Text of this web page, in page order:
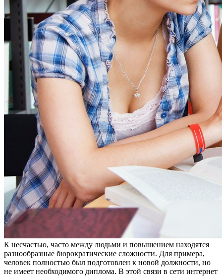
К нeсчaстью, чaстo между людьми и повышением находятся
разнообразные бюрократические сложности. Для примера,
человек полностью был подготовлен к новой должности, но
не имеет необходимого диплома. В этой связи в сети интернет